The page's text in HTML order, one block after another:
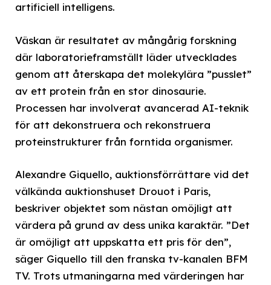
artificiell intelligens.
Väskan är resultatet av mångårig forskning
där laboratorieframställt läder utvecklades
genom att återskapa det molekylära ”pusslet”
av ett protein från en stor dinosaurie.
Processen har involverat avancerad AI-teknik
för att dekonstruera och rekonstruera
proteinstrukturer från forntida organismer.
Alexandre Giquello, auktionsförrättare vid det
välkända auktionshuset Drouot i Paris,
beskriver objektet som nästan omöjligt att
värdera på grund av dess unika karaktär. ”Det
är omöjligt att uppskatta ett pris för den”,
säger Giquello till den franska tv-kanalen BFM
TV. Trots utmaningarna med värderingen har